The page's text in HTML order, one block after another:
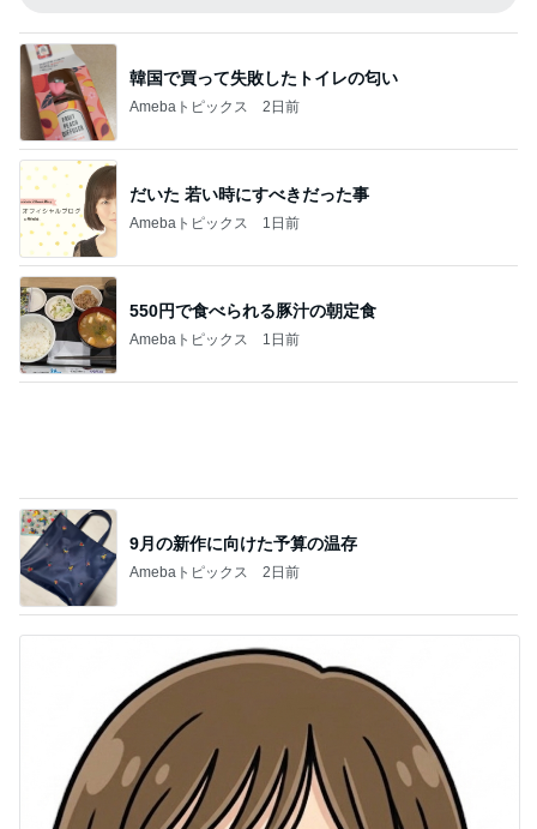
だいた 若い時にすべきだった事
Amebaトピックス 1日前
550円で食べられる豚汁の朝定食
Amebaトピックス 1日前
9月の新作に向けた予算の温存
Amebaトピックス 2日前
お世話はせず口を出す義姉の言葉
Amebaトピックス
記事を読む